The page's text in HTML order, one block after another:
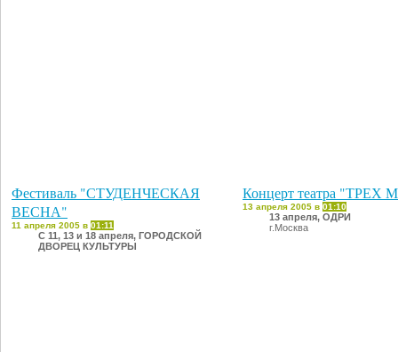
Фестиваль "СТУДЕНЧЕСКАЯ
ВЕСНА"
11 апреля 2005 в 01:11
С 11, 13 и 18 апреля, ГОРОДСКОЙ
ДВОРЕЦ КУЛЬТУРЫ
Концерт театра "ТРЕХ
13 апреля 2005 в 01:10
13 апреля, ОДРИ
г.Москва